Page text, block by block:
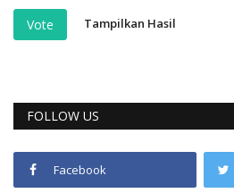
Vote Tampilkan Hasil
FOLLOW US
Facebook